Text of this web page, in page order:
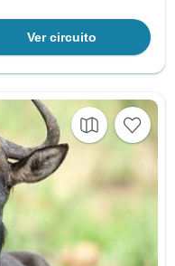
Ver circuito